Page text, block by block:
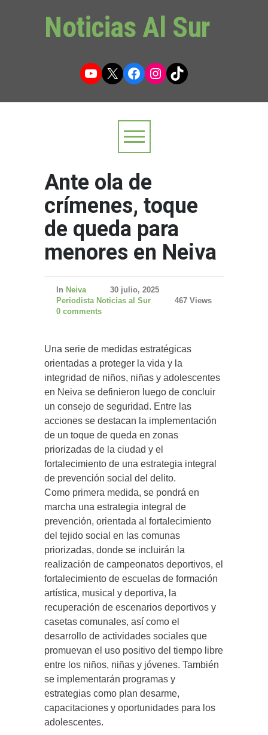
Noticias Al Sur
YouTube
X Facebook
Instagram
TikTok
Ante ola de
crímenes, toque
de queda para
menores en Neiva
In Neiva
30 julio, 2025
Periodista Noticias al Sur
467 Views
0 comments
Una serie de medidas estratégicas
orientadas a proteger la vida y la
integridad de niños, niñas y adolescentes
en Neiva se definieron luego de concluir
un consejo de seguridad. Entre las
acciones se destacan la implementación
de un toque de queda en zonas
priorizadas de la ciudad y el
fortalecimiento de una estrategia integral
de prevención social del delito.
Como primera medida, se pondrá en
marcha una estrategia integral de
prevención, orientada al fortalecimiento
del tejido social en las comunas
priorizadas, donde se incluirán la
realización de campeonatos deportivos, el
fortalecimiento de escuelas de formación
artística, musical y deportiva, la
recuperación de escenarios deportivos y
casetas comunales, así como el
desarrollo de actividades sociales que
promuevan el uso positivo del tiempo libre
entre los niños, niñas y jóvenes. También
se implementarán programas y
estrategias como plan desarme,
capacitaciones y oportunidades para los
adolescentes.